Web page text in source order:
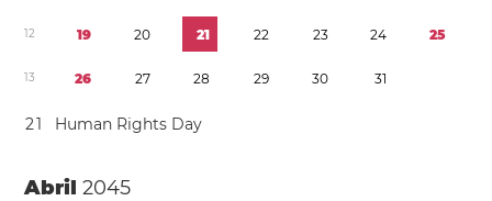
12 19 20 21 22 23 24 25
13 26 27 28 29 30 31
21 Human Rights Day
Abril2045